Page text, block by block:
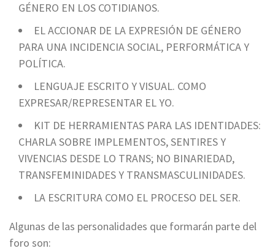
GÉNERO EN LOS COTIDIANOS.
EL‌ ‌ACCIONAR‌ ‌DE‌ ‌LA‌ ‌EXPRESIÓN‌ ‌DE‌ ‌GÉNERO‌
‌PARA‌ ‌UNA‌ ‌INCIDENCIA‌ ‌SOCIAL,‌ ‌PERFORMÁTICA‌ ‌Y‌
‌POLÍTICA‌.
LENGUAJE ESCRITO Y VISUAL. COMO
EXPRESAR/REPRESENTAR EL YO.
KIT DE HERRAMIENTAS PARA LAS IDENTIDADES:
CHARLA SOBRE IMPLEMENTOS, SENTIRES Y
VIVENCIAS DESDE LO TRANS; NO BINARIEDAD,
TRANSFEMINIDADES Y TRANSMASCULINIDADES.
LA ESCRITURA COMO EL PROCESO DEL SER.
Algunas de las personalidades que formarán parte del
foro son: